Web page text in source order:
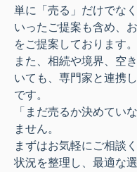
単に「売る」だけでな
いったご提案も含め、
をご提案しております。
また、相続や境界、空
いても、専門家と連携
です。
「まだ売るか決めてい
ません。
まずはお気軽にご相談く
状況を整理し、最適な